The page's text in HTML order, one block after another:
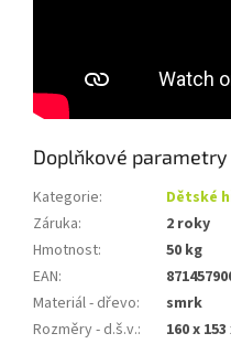
Doplňkové parametry
Kategorie:
Dětské
Záruka:
2 roky
Hmotnost:
50 kg
EAN:
Materiál - dřevo:
smrk
Rozměry - d.š.v.:
160 x